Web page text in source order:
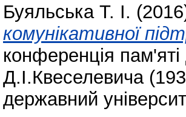
Буяльська Т. І.
комунікативної
конференція
Д.І.Квеселевича
державний